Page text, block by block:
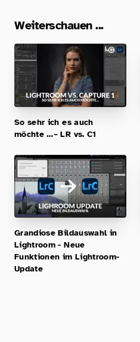
Weiterschauen ...
So sehr ich es auch
möchte …– LR vs. C1
Grandiose Bildauswahl in
Lightroom - Neue
Funktionen im Lightroom-
Update